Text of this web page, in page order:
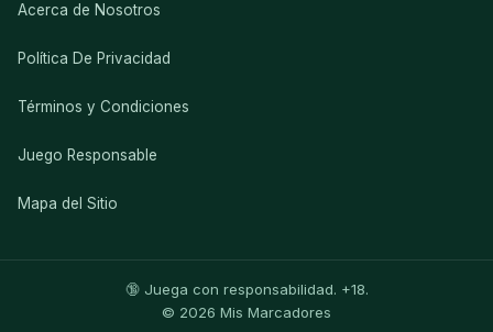
Acerca de Nosotros
Política De Privacidad
Términos y Condiciones
Juego Responsable
Mapa del Sitio
🔞 Juega con responsabilidad. +18.
© 2026 Mis Marcadores